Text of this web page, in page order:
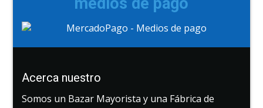
Acerca nuestro
Somos un Bazar Mayorista y una Fábrica de